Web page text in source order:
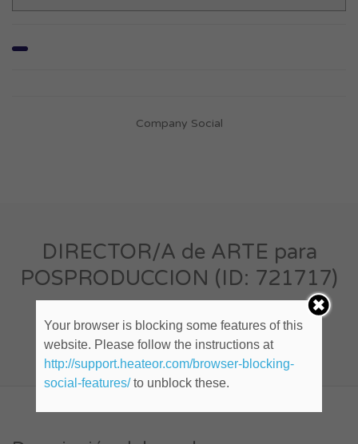
Company Social
DIRECTOR/A de ARTE para
POSPRODUCCION (ID: 721717)
Cualquier lugar
Publicado hace 10 años
Your browser is blocking some features of this
website. Please follow the instructions at
http://support.heateor.com/browser-blocking-
social-features/to unblock these.